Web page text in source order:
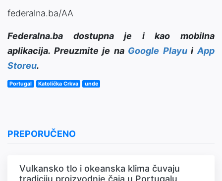
federalna.ba/AA
Federalna.ba dostupna je i kao mobilna
aplikacija. Preuzmite je na Google PlayuiApp
Storeu.
Portugal Katolička Crkva unde
PREPORUČENO
Vulkansko tlo i okeanska klima čuvaju
tradiciju proizvodnje čaja u Portugalu